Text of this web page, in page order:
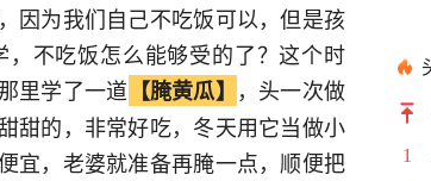
因为我们自己不吃饭可以，但是孩
不吃饭怎么能够受的了？这个时
里学了一道 【腌黄瓜】 ，头一次做
甜的，非常好吃，冬天用它当做小
宜，老婆就准备再腌一点，顺便把
1